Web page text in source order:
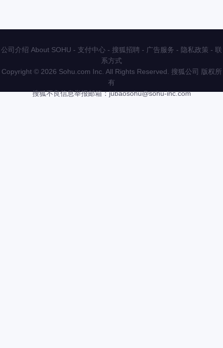
公司介绍 About SOHU - 支付中心 - 搜狐招聘 - 广告服务 - 隐私政策 - 联
系方式
Copyright © 2026 Sohu.com Inc. All Rights Reserved. 搜狐公司 版权所
有
搜狐不良信息举报邮箱：jubaosohu@sohu-inc.com